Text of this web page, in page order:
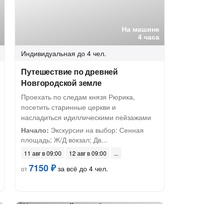
На машине
4 часа
Индивидуальная до 4 чел.
Путешествие по древней
Новгородской земле
Проехать по следам князя Рюрика,
посетить старинные церкви и
насладиться идиллическими пейзажами
Начало: Экскурсии на выбор: Сенная
площадь; Ж/Д вокзал; Дв...
11 авг в 09:00
12 авг в 09:00
от7150 ₽за всё до 4 чел.